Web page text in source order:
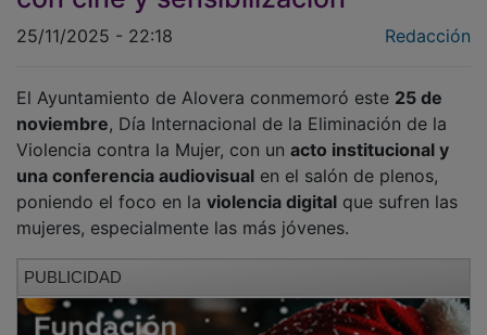
25/11/2025 - 22:18
noviembre, Día Internacional de la Eliminación de la
Violencia contra la Mujer, con unacto institucional y
una conferencia audiovisualen el salón de plenos,
poniendo el foco en laviolencia digitalque sufren las
mujeres, especialmente las más jóvenes.